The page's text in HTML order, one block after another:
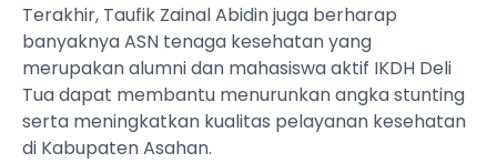
Terakhir, Taufik Zainal Abidin juga berharap
banyaknya ASN tenaga kesehatan yang
merupakan alumni dan mahasiswa aktif IKDH Deli
Tua dapat membantu menurunkan angka stunting
serta meningkatkan kualitas pelayanan kesehatan
di Kabupaten Asahan.